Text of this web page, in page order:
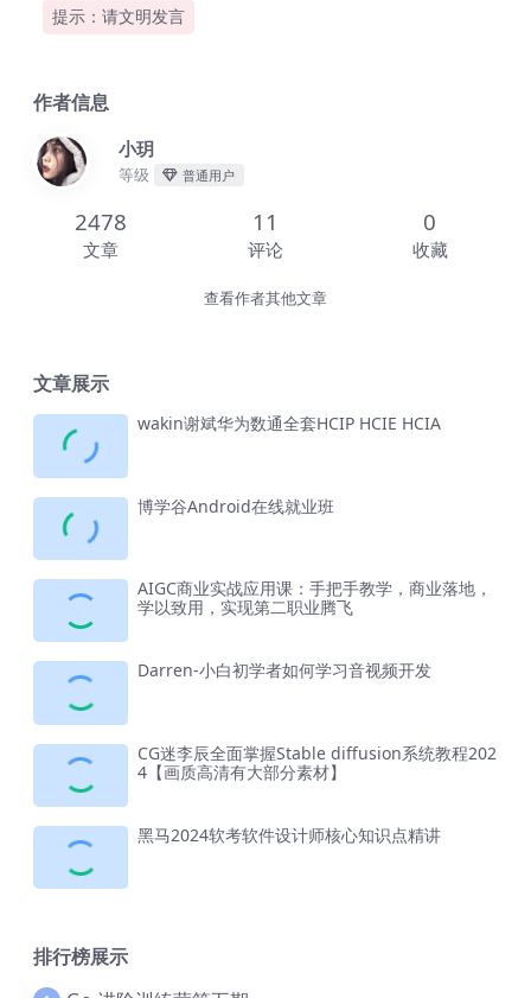
提示：请文明发言
作者信息
小玥
等级 普通用户
2478
文章
11
评论
0
收藏
查看作者其他文章
文章展示
wakin谢斌华为数通全套HCIP HCIE HCIA
博学谷Android在线就业班
AIGC商业实战应用课：手把手教学，商业落地，
学以致用，实现第二职业腾飞
Darren-小白初学者如何学习音视频开发
CG迷李辰全面掌握Stable diffusion系统教程202
4【画质高清有大部分素材】
黑马2024软考软件设计师核心知识点精讲
排行榜展示